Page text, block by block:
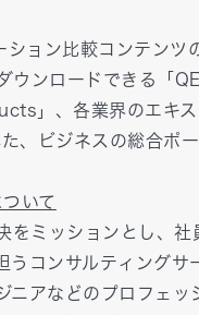
ション比較コンテン
ウンロードできる「
」、各業界のエキ
ビジネスの総合ポー
いて
をミッションとし、
うコンサルティング
ニアなどのプロフェ